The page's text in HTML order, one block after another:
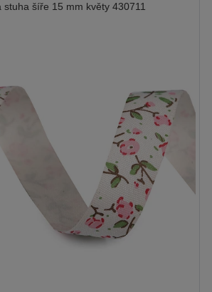
stuha šíře 15 mm květy 430711